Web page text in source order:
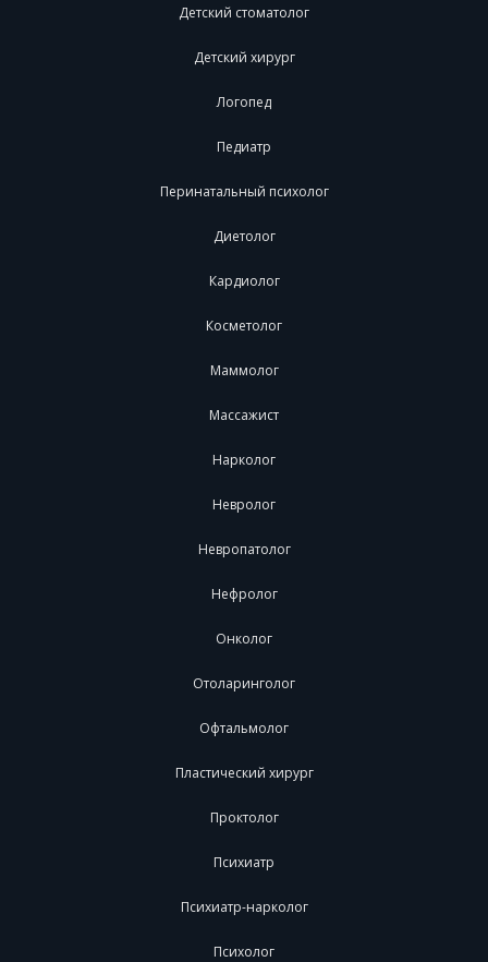
Детский стоматолог
Детский хирург
Логопед
Педиатр
Перинатальный психолог
Диетолог
Кардиолог
Косметолог
Маммолог
Массажист
Нарколог
Невролог
Невропатолог
Нефролог
Онколог
Отоларинголог
Офтальмолог
Пластический хирург
Проктолог
Психиатр
Психиатр-нарколог
Психолог